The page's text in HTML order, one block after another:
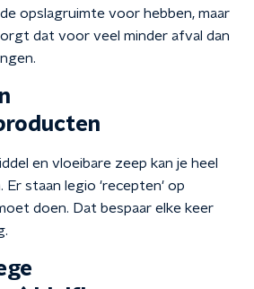
opslagruimte voor hebben, maar
dat voor veel minder afval dan
en vloeibare zeep kan je heel
Er staan legio 'recepten' op
doen. Dat bespaar elke keer